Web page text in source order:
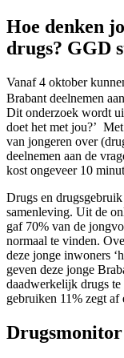
Hoe denken
drugs? GGD
Vanaf 4 oktober
Brabant deelnemen
Dit onderzoek wordt
doet het met jou?’
van jongeren over
deelnemen aan de
kost ongeveer 10
Drugs en
samenleving. Uit de
gaf 70% van de
normaal te vinden.
deze jonge inwoners
geven deze jonge
daadwerkelijk drugs
gebruiken 11% zegt af
Drugsmonitor